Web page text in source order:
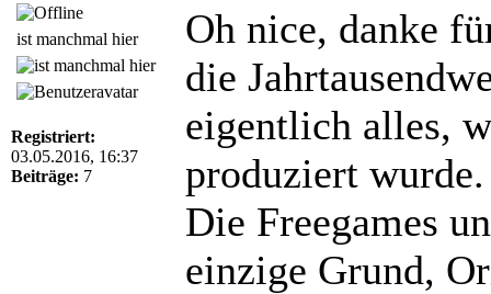
ist manchmal hier
Registriert:
03.05.2016, 16:37
Beiträge: 7
Oh nice, danke
die
eigentlich alles,
produziert wurde.
Die Freegames
einzige Grund,